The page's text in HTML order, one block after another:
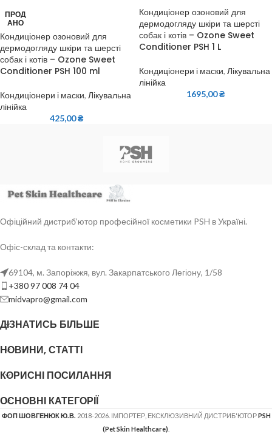
ПРОД
АНО
Кондиціонер озоновий для
дермодогляду шкіри та шерсті
собак і котів – Ozone Sweet
Conditioner PSH 100 ml
Кондиціонери і маски, Лікувальна
лінійка
425,00₴
Кондиціонер озоновий для
дермодогляду шкіри та шерсті
собак і котів – Ozone Sweet
Conditioner PSH 1 L
Кондиціонери і маски, Лікувальна
лінійка
1695,00₴
Офіційний дистриб’ютор професійної косметики PSH в Україні.
Офіс-склад та контакти:
69104, м. Запоріжжя, вул. Закарпатського Легіону, 1/58
+380 97 008 74 04
midvapro@gmail.com
ДІЗНАТИСЬ БІЛЬШЕ
НОВИНИ, СТАТТІ
КОРИСНІ ПОСИЛАННЯ
ОСНОВНІ КАТЕГОРІЇ
ФОП ШОВГЕНЮК Ю.В. 2018-2026. ІМПОРТЕР, ЕКСКЛЮЗИВНИЙ ДИСТРИБ'ЮТОРPSH
(Pet Skin Healthcare)